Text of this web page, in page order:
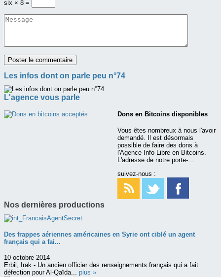
six × 8 =
Les infos dont on parle peu n°74
L'agence vous parle
Dons en Bitcoins disponibles
Vous êtes nombreux à nous l'avoir
demandé. Il est désormais
possible de faire des dons à
l'Agence Info Libre en Bitcoins.
L'adresse de notre porte-...
suivez-nous :
Nos dernières productions
Des frappes aériennes américaines en Syrie ont ciblé un agent
français qui a fai...
10 octobre 2014
Erbil, Irak - Un ancien officier des renseignements français qui a fait
défection pour Al-Qaïda... plus »